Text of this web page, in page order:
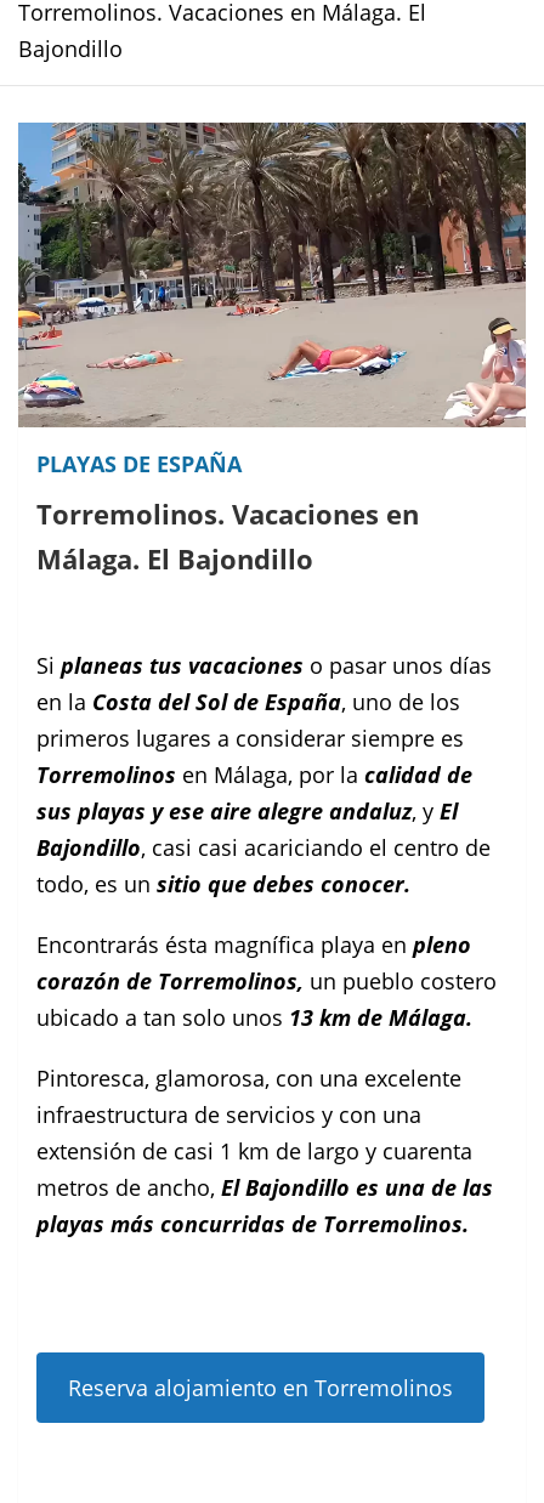
Torremolinos. Vacaciones en Málaga. El
Bajondillo
PLAYAS DE ESPAÑA
Torremolinos. Vacaciones en
Málaga. El Bajondillo
Si planeas tus vacaciones o pasar unos días
en la Costa del Sol de España, uno de los
primeros lugares a considerar siempre es
Torremolinos en Málaga, por la calidad de
sus playas y ese aire alegre andaluz, y El
Bajondillo, casi casi acariciando el centro de
todo, es un sitio que debes conocer.
Encontrarás ésta magnífica playa en pleno
corazón de Torremolinos, un pueblo costero
ubicado a tan solo unos 13 km de Málaga.
Pintoresca, glamorosa, con una excelente
infraestructura de servicios y con una
extensión de casi 1 km de largo y cuarenta
metros de ancho, El Bajondillo es una de las
playas más concurridas de Torremolinos.
Reserva alojamiento en Torremolinos